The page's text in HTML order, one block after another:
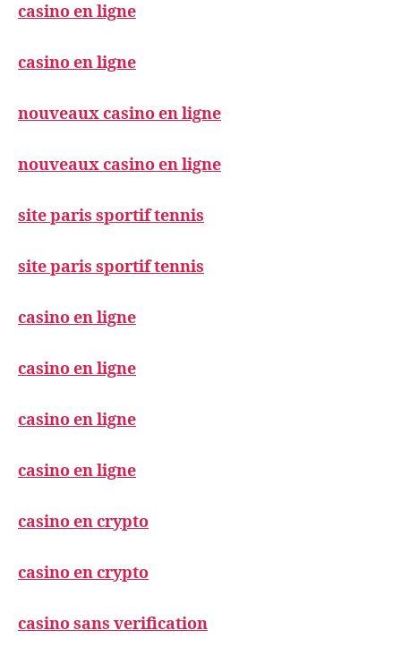
casino en ligne
casino en ligne
nouveaux casino en ligne
nouveaux casino en ligne
site paris sportif tennis
site paris sportif tennis
casino en ligne
casino en ligne
casino en ligne
casino en ligne
casino en crypto
casino en crypto
casino sans verification